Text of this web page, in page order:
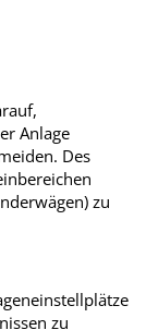
Anlage
Des
zu
zu